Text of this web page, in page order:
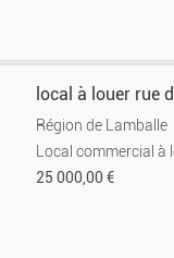
local à louer rue
Région de Lamballe
Local commercial à
25 000,00 €